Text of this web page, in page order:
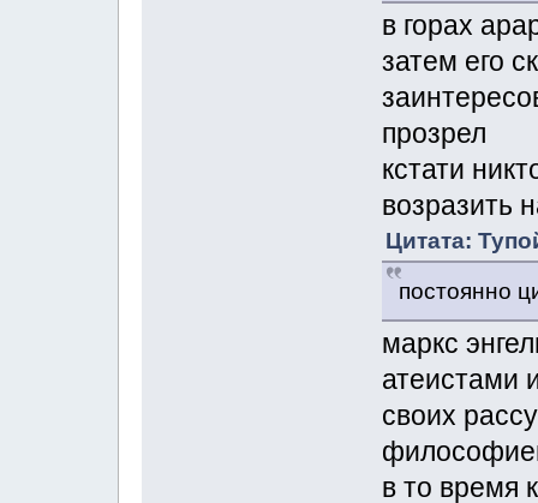
в горах
затем его
прозрел
кстати
возразить
Цитата:
постоянно
маркс
атеистами
своих
в то время